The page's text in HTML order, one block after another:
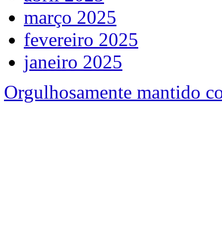
março 2025
fevereiro 2025
janeiro 2025
Orgulhosamente mantido